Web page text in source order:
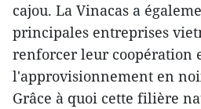
cajou. La Vinacas a
principales entreprises
renforcer leur coopération
l'approvisionnement en
Grâce à quoi cette filière